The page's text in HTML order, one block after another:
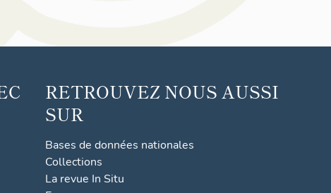
RETROUVEZ NOUS AUSSI
SUR
Bases de données nationales
Collections
La revue In Situ